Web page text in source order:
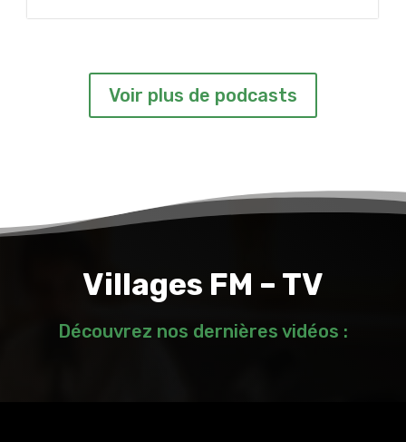
Voir plus de podcasts
Villages FM – TV
Découvrez nos dernières vidéos :